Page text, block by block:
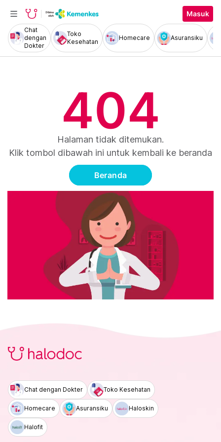
Masuk
Chat
dengan
Dokter
Toko
Kesehatan
Homecare Asuransiku
404
Halaman tidak ditemukan.
Klik tombol dibawah ini untuk kembali ke beranda
Beranda
Chat dengan Dokter Toko Kesehatan
Homecare Asuransiku Haloskin
Halofit